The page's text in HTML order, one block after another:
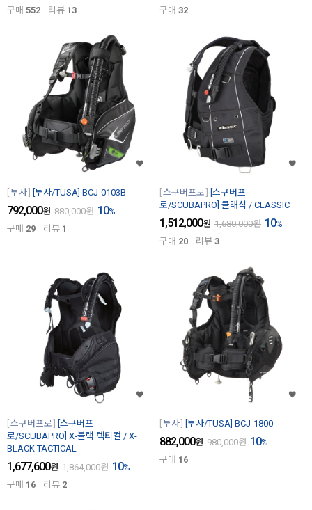
구매 552 리뷰 13
구매 32
투사 [투사/TUSA] BCJ-0103B
792,000원 880,000원 10%
구매 29 리뷰 1
스쿠버프로
[스쿠버프
로/SCUBAPRO] 클래식 / CLASSIC
1,512,000원 1,680,000원 10%
구매 20 리뷰 3
스쿠버프로
[스쿠버프
로/SCUBAPRO] X-블랙 텍티컬 / X-
BLACK TACTICAL
1,677,600원 1,864,000원 10%
구매 16 리뷰 2
투사 [투사/TUSA] BCJ-1800
882,000원 980,000원 10%
구매 16